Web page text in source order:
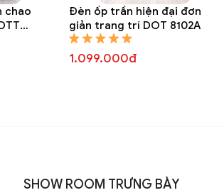
chao
Đèn ốp trần hiện đại đơn
giản trang trí DOT 8102A
1.099.000đ
SHOW ROOM TRƯNG BÀY